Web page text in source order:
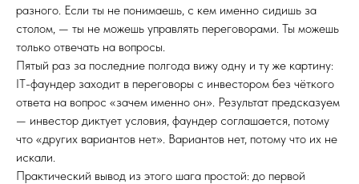
разного. Если ты не понимаешь, с кем именно сидишь за
столом, — ты не можешь управлять переговорами. Ты можешь
только отвечать на вопросы.
Пятый раз за последние полгода вижу одну и ту же картину:
IT-фаундер заходит в переговоры с инвестором без чёткого
ответа на вопрос «зачем именно он». Результат предсказуем
— инвестор диктует условия, фаундер соглашается, потому
что «других вариантов нет». Вариантов нет, потому что их не
искали.
Практический вывод из этого шага простой: до первой